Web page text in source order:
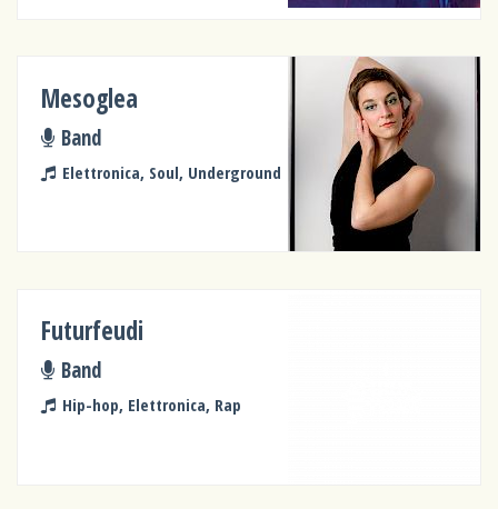
Mesoglea
Band
Elettronica, Soul, Underground
Futurfeudi
Band
Hip-hop, Elettronica, Rap